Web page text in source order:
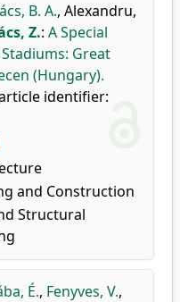
B. A., Alexandru,
Z.: A Special
Great
(Hungary).
identifier:
and Construction
Structural
É., Fenyves, V.,